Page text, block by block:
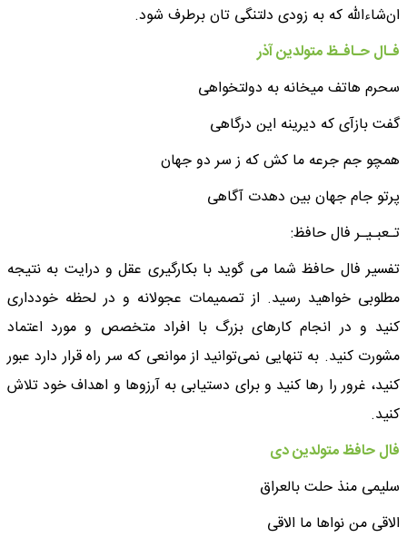
ان‌شاءالله که به زودی دلتنگی تان برطرف شود.
فـال حـافـظ متولدین آذر
سحرم هاتف میخانه به دولتخواهی
گفت بازآی که دیرینه این درگاهی
همچو جم جرعه ما کش که ز سر دو جهان
پرتو جام جهان بین دهدت آگاهی
تـعبـیـر فال حافظ:
تفسیر فال حافظ شما می گوید با بکارگیری عقل و درایت به نتیجه
مطلوبی خواهید رسید. از تصمیمات عجولانه و در لحظه خودداری
کنید و در انجام کارهای بزرگ با افراد متخصص و مورد اعتماد
مشورت کنید. به تنهایی نمی‌توانید از موانعی که سر راه قرار دارد عبور
کنید، غرور را رها کنید و برای دستیابی به آرزوها و اهداف خود تلاش
کنید.
فال حافظ متولدین دی
سلیمی منذ حلت بالعراق
الاقی من نواها ما الاقی